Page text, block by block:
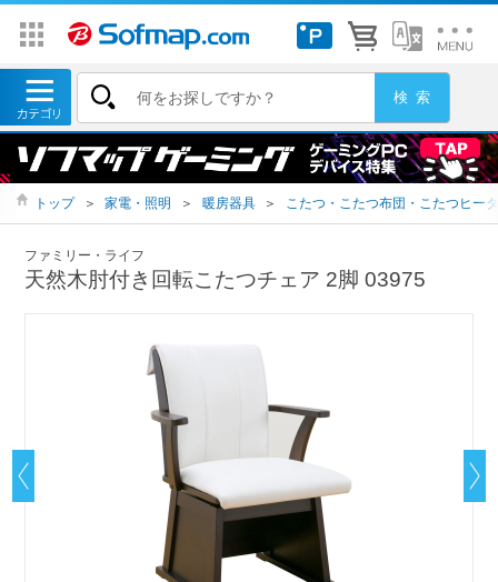
トップ ＞ 家電・照明 ＞ 暖房器具 ＞ こたつ・こたつ布団・こたつヒー
ファミリー・ライフ
天然木肘付き回転こたつチェア 2脚 03975